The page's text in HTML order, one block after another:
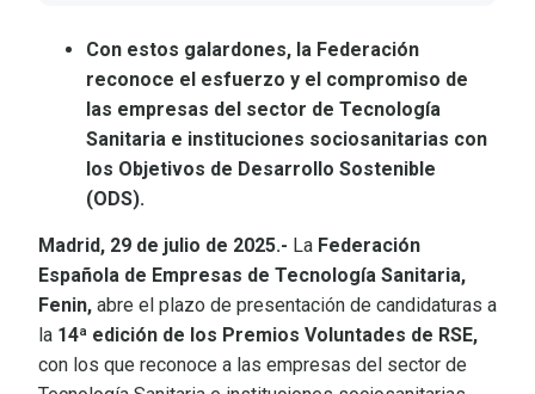
Con estos galardones, la Federación
reconoce el esfuerzo y el compromiso de
las empresas del sector de Tecnología
Sanitaria e instituciones sociosanitarias con
los Objetivos de Desarrollo Sostenible
(ODS).
Madrid, 29 de julio de 2025.- La Federación
Española de Empresas de Tecnología Sanitaria,
Fenin, abre el plazo de presentación de candidaturas a
la 14ª edición de los Premios Voluntades de RSE,
con los que reconoce a las empresas del sector de